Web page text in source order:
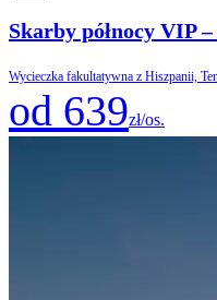
Skarby północy VIP
Wycieczka fakultatywna z Hiszpanii,
od 639zł/os.